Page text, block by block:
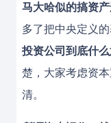
马大哈似的搞资
多了把中央定义的
投资公司到底什
楚，大家考虑资
清。